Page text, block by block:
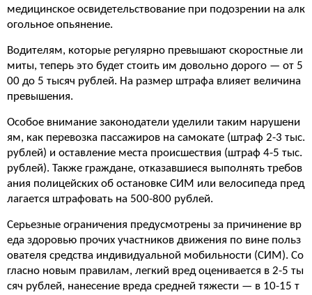
медицинское освидетельствование при подозрении на алк
огольное опьянение.
Водителям, которые регулярно превышают скоростные ли
миты, теперь это будет стоить им довольно дорого — от 5
00 до 5 тысяч рублей. На размер штрафа влияет величина
превышения.
Особое внимание законодатели уделили таким нарушени
ям, как перевозка пассажиров на самокате (штраф 2-3 тыс.
рублей) и оставление места происшествия (штраф 4-5 тыс.
рублей). Также граждане, отказавшиеся выполнять требов
ания полицейских об остановке СИМ или велосипеда пред
лагается штрафовать на 500-800 рублей.
Серьезные ограничения предусмотрены за причинение вр
еда здоровью прочих участников движения по вине польз
ователя средства индивидуальной мобильности (СИМ). Со
гласно новым правилам, легкий вред оценивается в 2-5 ты
сяч рублей, нанесение вреда средней тяжести — в 10-15 т